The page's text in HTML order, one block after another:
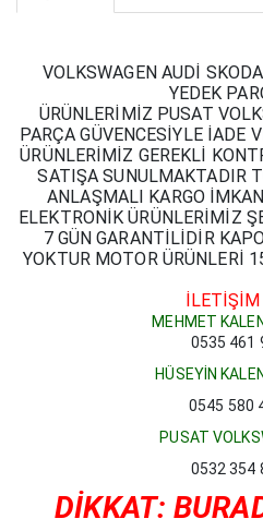
VOLKSWAGEN AUDİ
YEDEK
ÜRÜNLERİMİZ PUSAT
PARÇA GÜVENCESİYLE İADE
ÜRÜNLERİMİZ GEREKLİ
SATIŞA SUNULMAKTADIR
ANLAŞMALI KARGO
ELEKTRONİK ÜRÜNLERİMİZ
7 GÜN GARANTİLİDİR
YOKTUR MOTOR ÜRÜNLERİ
İLETİŞİM
MEHMET
0535 461
HÜSEYİN
0545 580
PUSAT
0532 354
DİKKAT: